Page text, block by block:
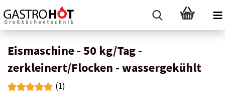
Eismaschine - 50 kg/Tag -
zerkleinert/Flocken - wassergekühlt
(1)